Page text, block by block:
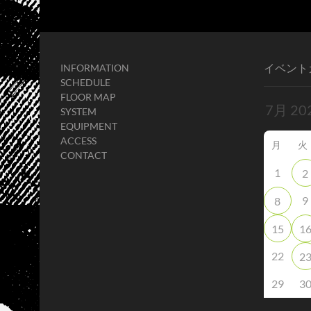
INFORMATION
SCHEDULE
FLOOR MAP
SYSTEM
EQUIPMENT
ACCESS
CONTACT
イベン
月 火
1 2
8 9
15 16
22 23
29 30